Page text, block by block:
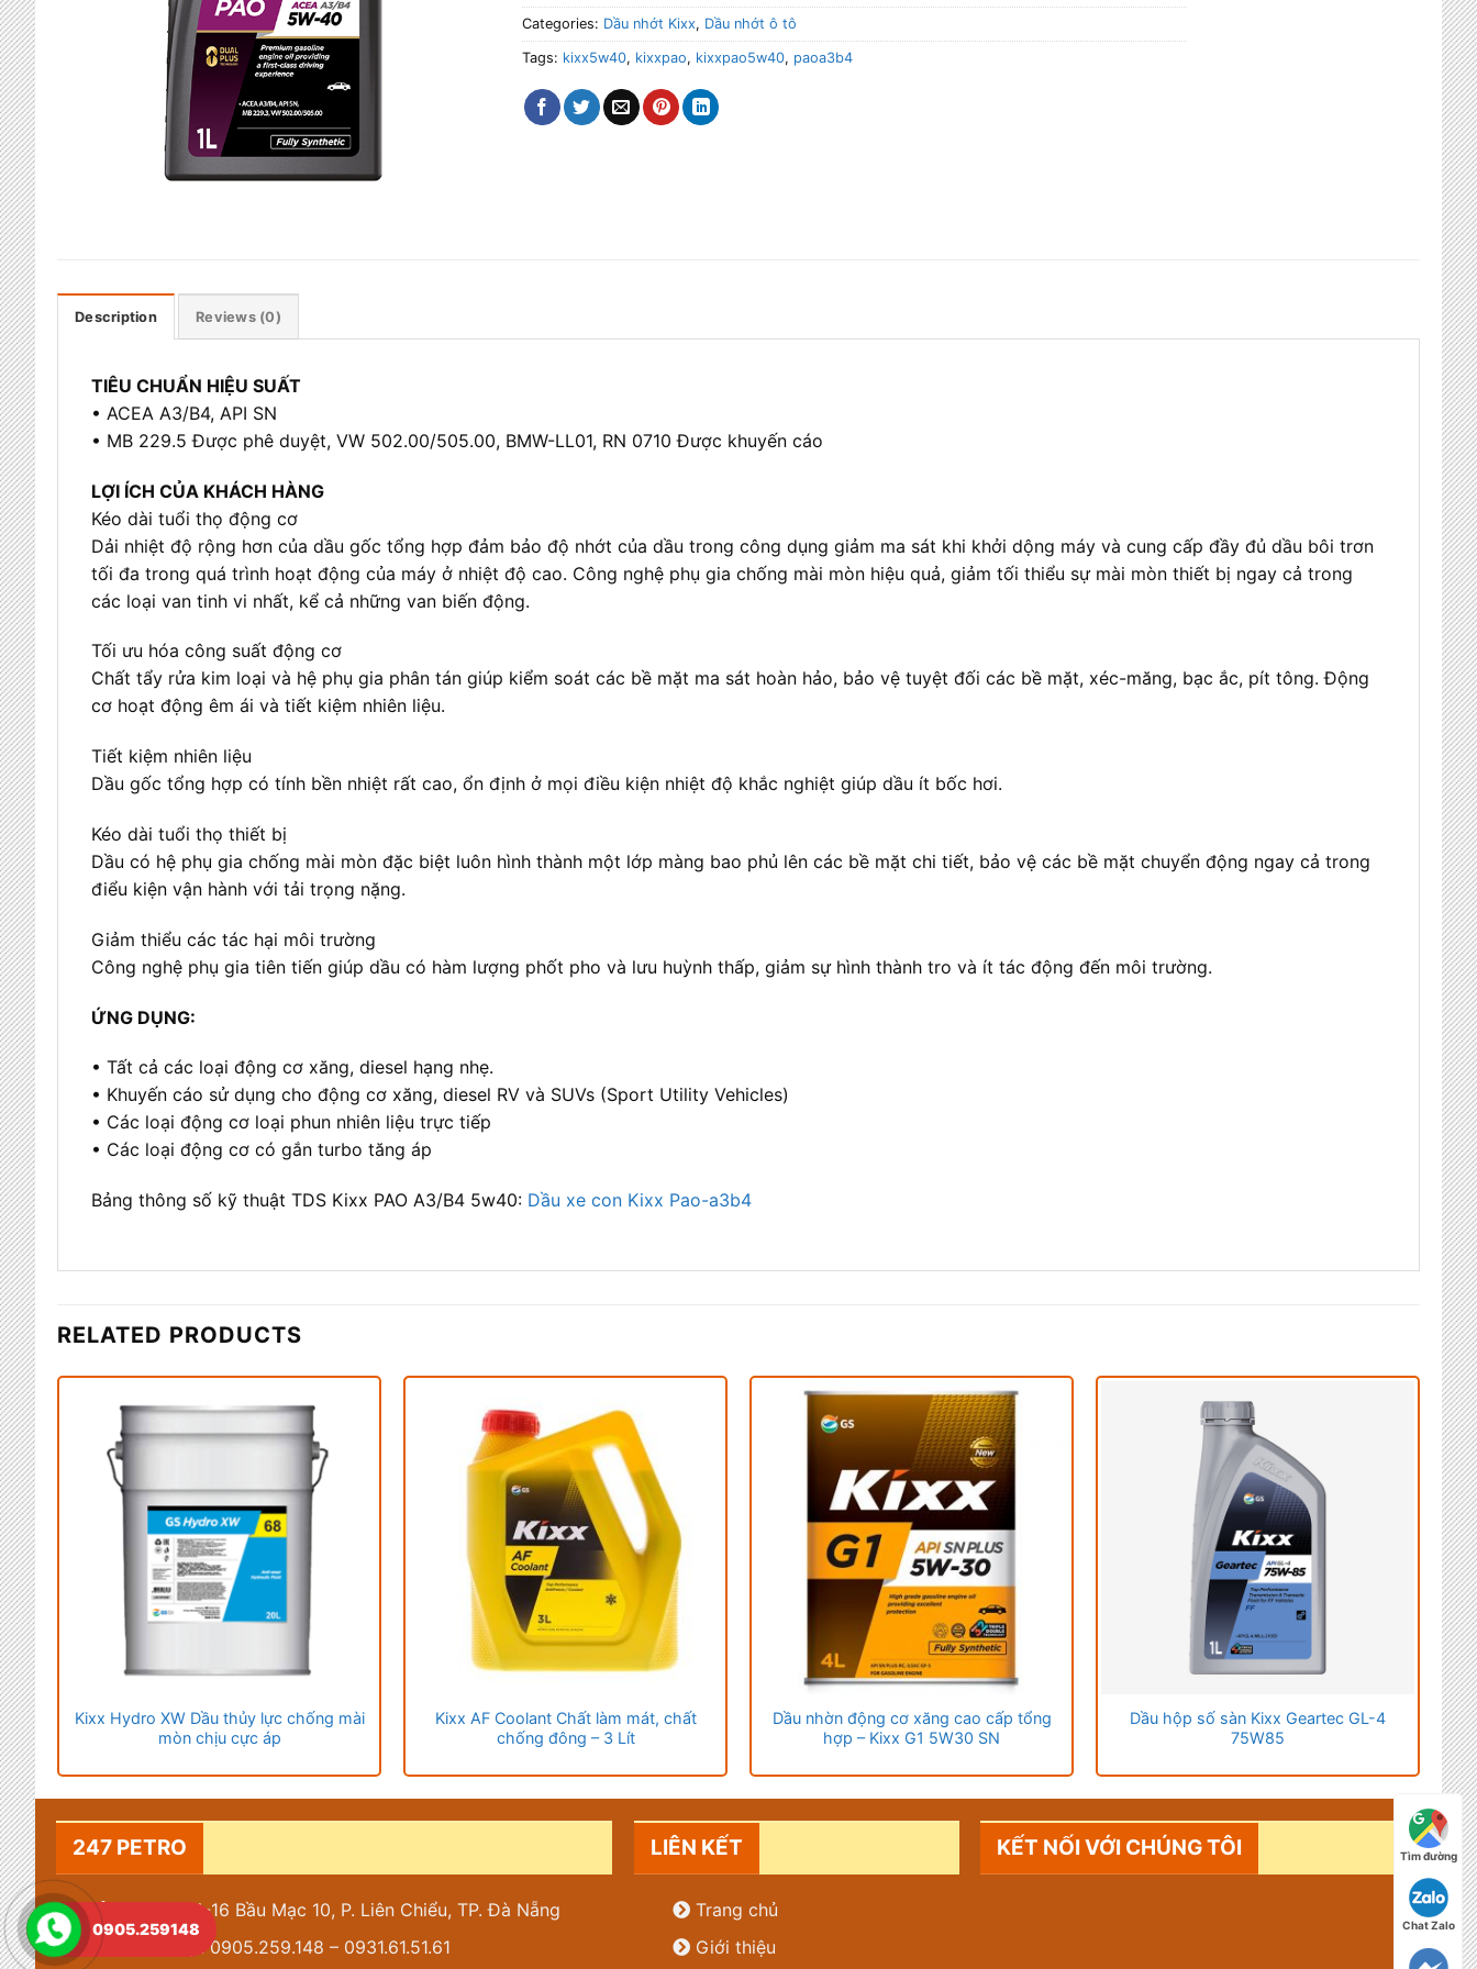
Categories: Dầu nhớt Kixx, Dầu nhớt ô tô
Tags: kixx5w40, kixxpao, kixxpao5w40, paoa3b4
Description Reviews (0)
TIÊU CHUẨN HIỆU SUẤT
• ACEA A3/B4, API SN
• MB 229.5 Được phê duyệt, VW 502.00/505.00, BMW-LL01, RN 0710 Được khuyến cáo
LỢI ÍCH CỦA KHÁCH HÀNG
Kéo dài tuổi thọ động cơ
Dải nhiệt độ rộng hơn của dầu gốc tổng hợp đảm bảo độ nhớt của dầu trong công dụng giảm ma sát khi khởi dộng máy và cung cấp đầy đủ dầu bôi trơn
tối đa trong quá trình hoạt động của máy ở nhiệt độ cao. Công nghệ phụ gia chống mài mòn hiệu quả, giảm tối thiểu sự mài mòn thiết bị ngay cả trong
các loại van tinh vi nhất, kể cả những van biến động.
Tối ưu hóa công suất động cơ
Chất tẩy rửa kim loại và hệ phụ gia phân tán giúp kiểm soát các bề mặt ma sát hoàn hảo, bảo vệ tuyệt đối các bề mặt, xéc-măng, bạc ắc, pít tông. Động
cơ hoạt động êm ái và tiết kiệm nhiên liệu.
Tiết kiệm nhiên liệu
Dầu gốc tổng hợp có tính bền nhiệt rất cao, ổn định ở mọi điều kiện nhiệt độ khắc nghiệt giúp dầu ít bốc hơi.
Kéo dài tuổi thọ thiết bị
Dầu có hệ phụ gia chống mài mòn đặc biệt luôn hình thành một lớp màng bao phủ lên các bề mặt chi tiết, bảo vệ các bề mặt chuyển động ngay cả trong
điểu kiện vận hành với tải trọng nặng.
Giảm thiểu các tác hại môi trường
Công nghệ phụ gia tiên tiến giúp dầu có hàm lượng phốt pho và lưu huỳnh thấp, giảm sự hình thành tro và ít tác động đến môi trường.
ỨNG DỤNG:
• Tất cả các loại động cơ xăng, diesel hạng nhẹ.
• Khuyến cáo sử dụng cho động cơ xăng, diesel RV và SUVs (Sport Utility Vehicles)
• Các loại động cơ loại phun nhiên liệu trực tiếp
• Các loại động cơ có gắn turbo tăng áp
Bảng thông số kỹ thuật TDS Kixx PAO A3/B4 5w40: Dầu xe con Kixx Pao-a3b4
RELATED PRODUCTS
Kixx Hydro XW Dầu thủy lực chống mài
mòn chịu cực áp
Kixx AF Coolant Chất làm mát, chất
chống đông – 3 Lít
Dầu nhờn động cơ xăng cao cấp tổng
hợp – Kixx G1 5W30 SN
Dầu hộp số sàn Kixx Geartec GL-4
75W85
247 PETRO
Địa chỉ: 14-16 Bầu Mạc 10, P. Liên Chiểu, TP. Đà Nẵng
Điện thoại: 0905.259.148 – 0931.61.51.61
LIÊN KẾT
Trang chủ
Giới thiệu
KẾT NỐI VỚI CHÚNG TÔI
0905.259148
Tìm đường
Chat Zalo